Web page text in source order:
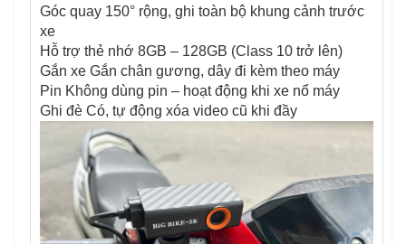
Góc quay 150° rộng, ghi toàn bộ khung cảnh trước
xe
Hỗ trợ thẻ nhớ 8GB – 128GB (Class 10 trở lên)
Gắn xe Gắn chân gương, dây đi kèm theo máy
Pin Không dùng pin – hoạt động khi xe nổ máy
Ghi đè Có, tự động xóa video cũ khi đầy